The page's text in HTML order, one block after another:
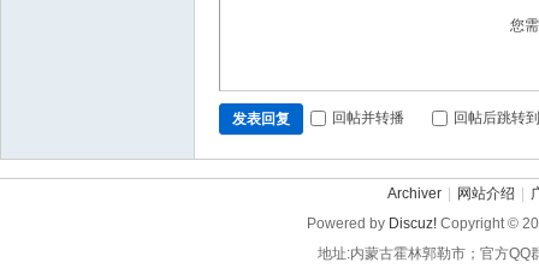
您
发表回复 回帖并转播 回帖后跳转
Archiver 网站介绍
Powered by Discuz! Copyright ©
地址:内蒙古霍林郭勒市；官方QQ